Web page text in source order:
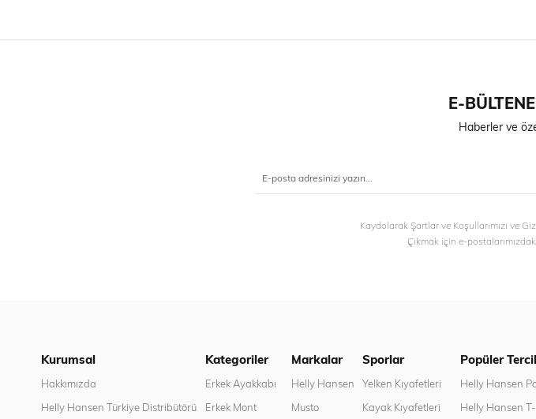
E-
Haberler ve
Kaydolarak Şartlar ve Koşullarımızı ve
Çıkmak için e-
Kurumsal
Hakkımızda
Helly Hansen Türkiye Distribütörü
Kategoriler
Erkek Ayakkabı
Erkek Mont
Markalar
Helly Hansen
Musto
Sporlar
Yelken Kıyafetleri
Kayak Kıyafetleri
Popüler
Helly Hansen
Helly Hansen